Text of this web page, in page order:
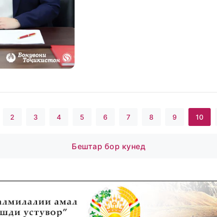
2 3 4 5 6 7 8 9 10
Бештар бор кунед